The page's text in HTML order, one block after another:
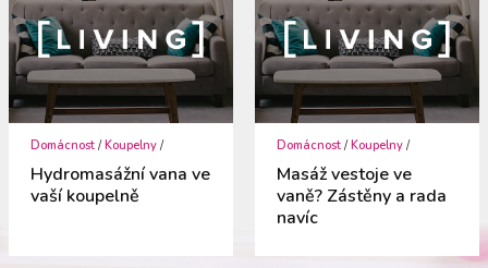
Domácnost / Koupelny /
Hydromasážní vana ve
vaší koupelně
Domácnost / Koupelny /
Masáž vestoje ve
vaně? Zástěny a rada
navíc